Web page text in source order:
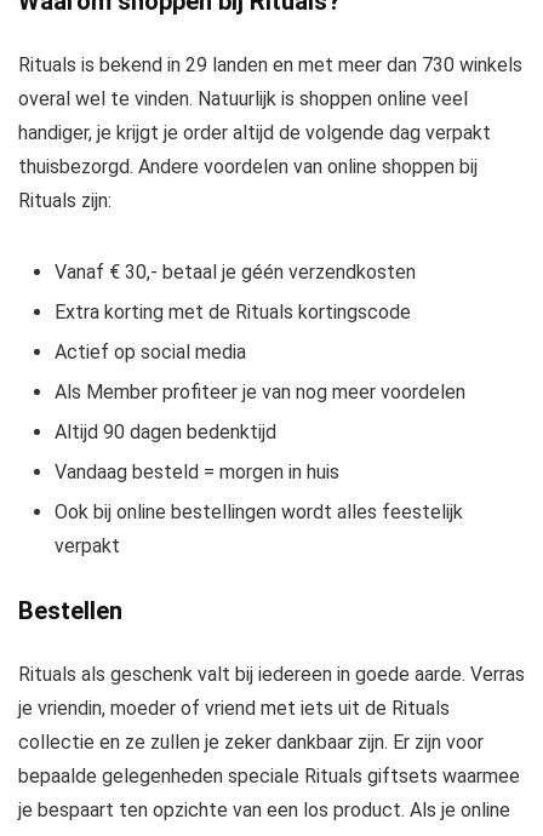
Rituals is bekend in 29 landen en met meer dan 730 winkels
overal wel te vinden. Natuurlijk is shoppen online veel
handiger, je krijgt je order altijd de volgende dag verpakt
thuisbezorgd. Andere voordelen van online shoppen bij
Rituals zijn:
Vanaf € 30,- betaal je géén verzendkosten
Extra korting met de Rituals kortingscode
Actief op social media
Als Member profiteer je van nog meer voordelen
Altijd 90 dagen bedenktijd
Vandaag besteld = morgen in huis
Ook bij online bestellingen wordt alles feestelijk
verpakt
Bestellen
Rituals als geschenk valt bij iedereen in goede aarde. Verras
je vriendin, moeder of vriend met iets uit de Rituals
collectie en ze zullen je zeker dankbaar zijn. Er zijn voor
bepaalde gelegenheden speciale Rituals giftsets waarmee
je bespaart ten opzichte van een los product. Als je online